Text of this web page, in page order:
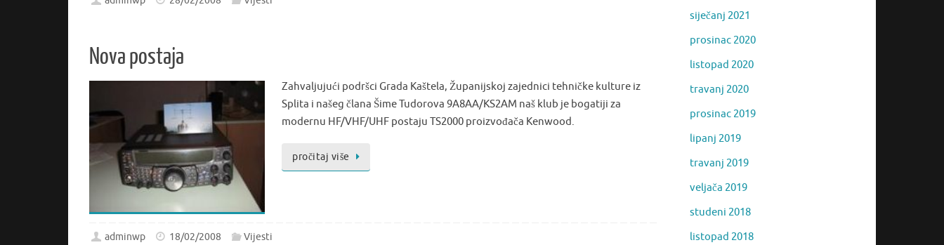
Nova postaja
Zahvaljujući podršci Grada Kaštela, Županijskoj zajednici tehničke kulture iz
Splita i našeg člana Šime Tudorova 9A8AA/KS2AM naš klub je bogatiji za
modernu HF/VHF/UHF postaju TS2000 proizvođača Kenwood.
pročitaj više
adminwp 18/02/2008 Vijesti
siječanj 2021
prosinac 2020
listopad 2020
travanj 2020
prosinac 2019
lipanj 2019
travanj 2019
veljača 2019
studeni 2018
listopad 2018